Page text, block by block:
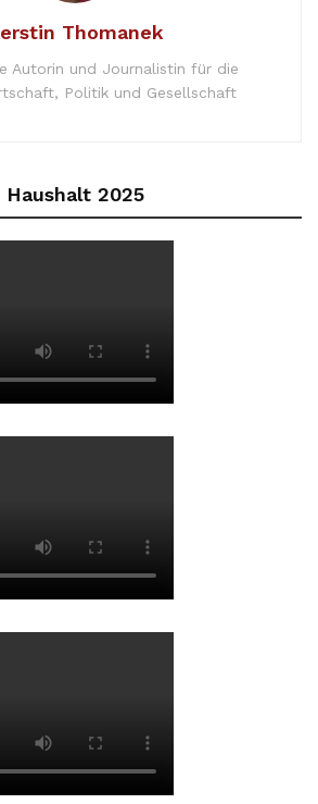
Thomanek
Autorin und Journalistin für die
Politik und Gesellschaft
2025